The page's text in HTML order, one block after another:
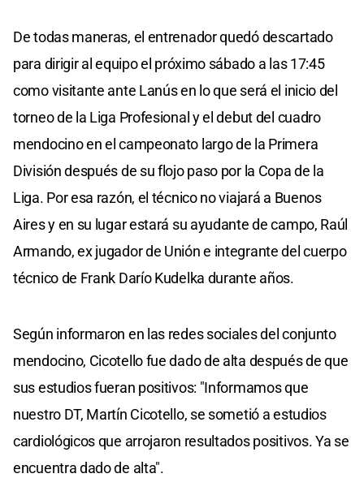
De todas maneras, el entrenador quedó descartado
para dirigir al equipo el próximo sábado a las 17:45
como visitante ante Lanús en lo que será el inicio del
torneo de la Liga Profesional y el debut del cuadro
mendocino en el campeonato largo de la Primera
División después de su flojo paso por la Copa de la
Liga. Por esa razón, el técnico no viajará a Buenos
Aires y en su lugar estará su ayudante de campo, Raúl
Armando, ex jugador de Unión e integrante del cuerpo
técnico de Frank Darío Kudelka durante años.
Según informaron en las redes sociales del conjunto
mendocino, Cicotello fue dado de alta después de que
sus estudios fueran positivos: "Informamos que
nuestro DT, Martín Cicotello, se sometió a estudios
cardiológicos que arrojaron resultados positivos. Ya se
encuentra dado de alta".